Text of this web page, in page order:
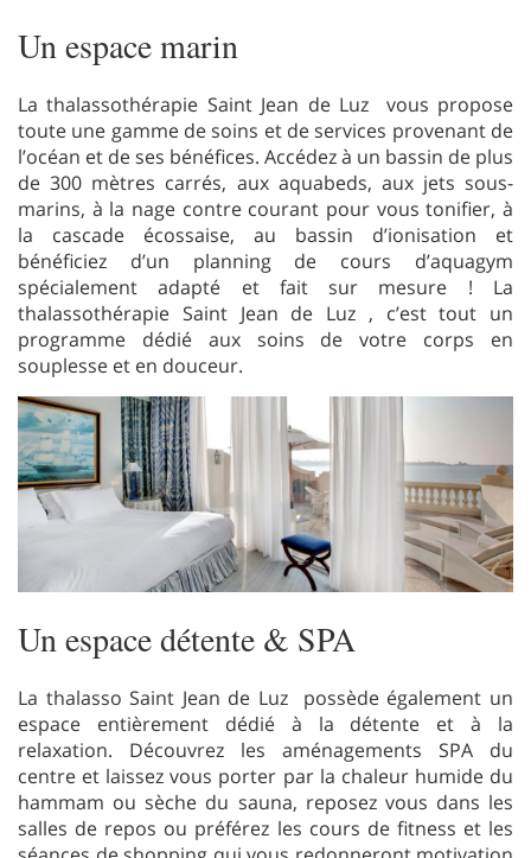
Un espace marin
La thalassothérapie Saint Jean de Luz vous propose
toute une gamme de soins et de services provenant de
l’océan et de ses bénéfices. Accédez à un bassin de plus
de 300 mètres carrés, aux aquabeds, aux jets sous-
marins, à la nage contre courant pour vous tonifier, à
la cascade écossaise, au bassin d’ionisation et
bénéficiez d’un planning de cours d’aquagym
spécialement adapté et fait sur mesure ! La
thalassothérapie Saint Jean de Luz , c’est tout un
programme dédié aux soins de votre corps en
souplesse et en douceur.
Un espace détente & SPA
La thalasso Saint Jean de Luz possède également un
espace entièrement dédié à la détente et à la
relaxation. Découvrez les aménagements SPA du
centre et laissez vous porter par la chaleur humide du
hammam ou sèche du sauna, reposez vous dans les
salles de repos ou préférez les cours de fitness et les